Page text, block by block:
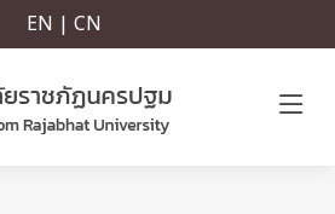
EN | CN